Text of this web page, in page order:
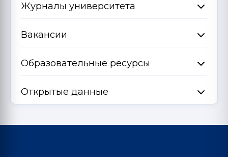
Журналы университета
Вакансии
Образовательные ресурсы
Открытые данные